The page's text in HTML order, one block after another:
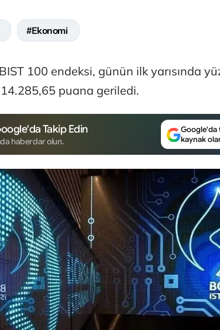
#Ekonomi
100 endeksi, günün ilk yarısında
puana geriledi.
Takip Edin
haberdar olun.
Google'da
kaynak